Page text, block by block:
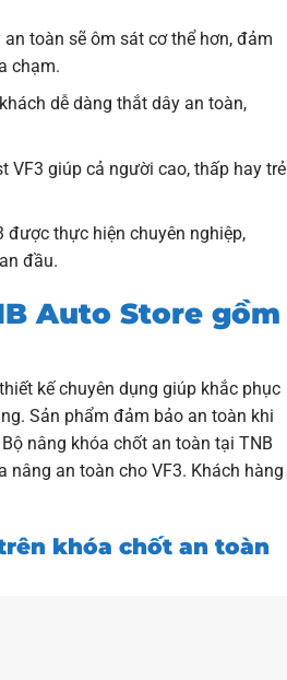
toàn sẽ ôm sát cơ thể hơn, đảm
chạm.
dễ dàng thắt dây an toàn,
VF3 giúp cả người cao, thấp hay trẻ
được thực hiện chuyên nghiệp,
đầu.
Auto Store gồm
kế chuyên dụng giúp khắc phục
Sản phẩm đảm bảo an toàn khi
nâng khóa chốt an toàn tại TNB
nâng an toàn cho VF3. Khách hàng
khóa chốt an toàn